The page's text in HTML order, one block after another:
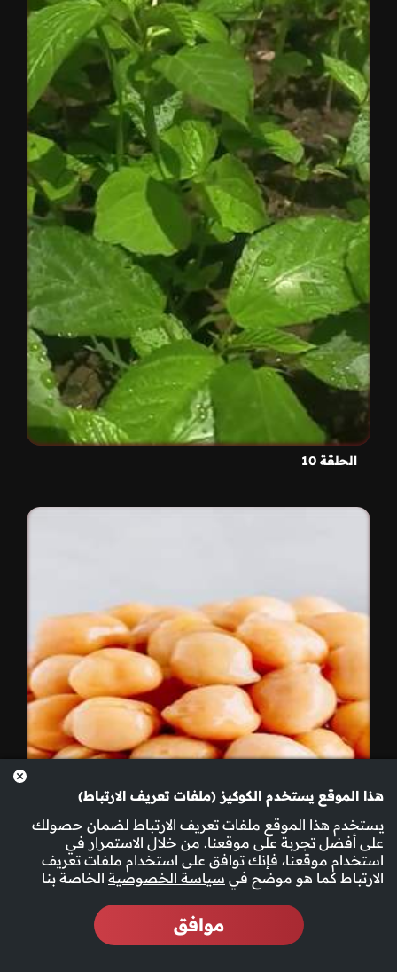
الحلقة 10
هذا الموقع يستخدم الكوكيز (ملفات تعريف الارتباط)
يستخدم هذا الموقع ملفات تعريف الارتباط لضمان حصولك
على أفضل تجربة على موقعنا. من خلال الاستمرار في
استخدام موقعنا، فإنك توافق على استخدام ملفات تعريف
الارتباط كما هو موضح في سياسة الخصوصية الخاصة بنا
موافق